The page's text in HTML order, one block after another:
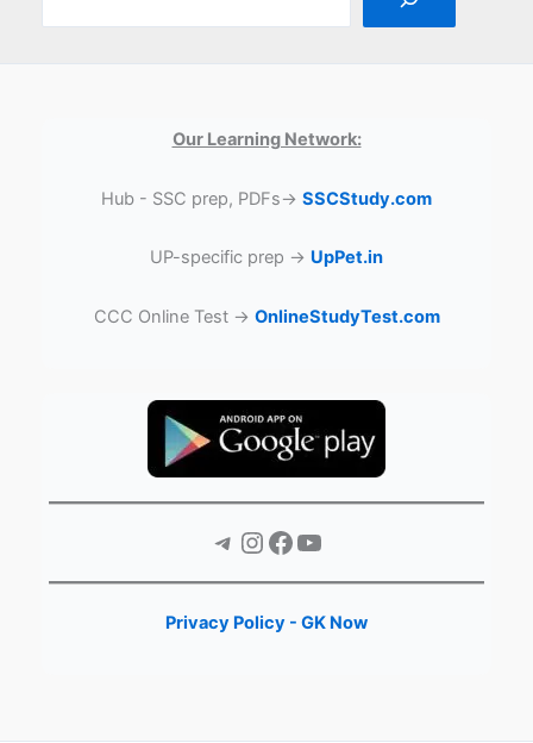
Our Learning Network:
Hub - SSC prep, PDFs→ SSCStudy.com
UP-specific prep → UpPet.in
CCC Online Test → OnlineStudyTest.com
Telegram Instagram Facebook YouTube
Privacy Policy - GK Now